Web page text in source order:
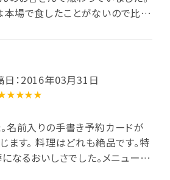
場で食したことがないので比べ
富で大満足でした。今回は沖縄
かったので次回は注文したいと
でした。
日：2016年03月31日
名前入りの手書き予約カードが
ます。 料理はどれも絶品です。特
になるおいしさでした。メニューが